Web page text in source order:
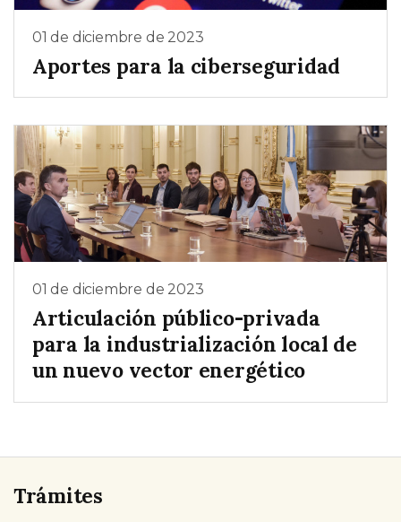
01 de diciembre de 2023
Aportes para la ciberseguridad
01 de diciembre de 2023
Articulación público-privada
para la industrialización local de
un nuevo vector energético
Trámites